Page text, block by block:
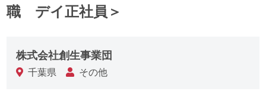
職 デイ正社員＞
株式会社創生事業団
千葉県 その他